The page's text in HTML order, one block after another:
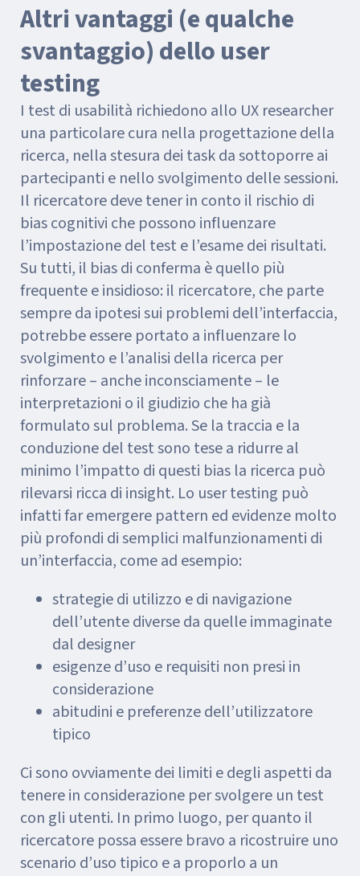
Altri vantaggi (e qualche
svantaggio) dello user
testing
I test di usabilità richiedono allo UX researcher
una particolare cura nella progettazione della
ricerca, nella stesura dei task da sottoporre ai
partecipanti e nello svolgimento delle sessioni.
Il ricercatore deve tener in conto il rischio di
bias cognitivi che possono influenzare
l’impostazione del test e l’esame dei risultati.
Su tutti, il bias di conferma è quello più
frequente e insidioso: il ricercatore, che parte
sempre da ipotesi sui problemi dell’interfaccia,
potrebbe essere portato a influenzare lo
svolgimento e l’analisi della ricerca per
rinforzare – anche inconsciamente – le
interpretazioni o il giudizio che ha già
formulato sul problema. Se la traccia e la
conduzione del test sono tese a ridurre al
minimo l’impatto di questi bias la ricerca può
rilevarsi ricca di insight. Lo user testing può
infatti far emergere pattern ed evidenze molto
più profondi di semplici malfunzionamenti di
un’interfaccia, come ad esempio:
strategie di utilizzo e di navigazione
dell’utente diverse da quelle immaginate
dal designer
esigenze d’uso e requisiti non presi in
considerazione
abitudini e preferenze dell’utilizzatore
tipico
Ci sono ovviamente dei limiti e degli aspetti da
tenere in considerazione per svolgere un test
con gli utenti. In primo luogo, per quanto il
ricercatore possa essere bravo a ricostruire uno
scenario d’uso tipico e a proporlo a un